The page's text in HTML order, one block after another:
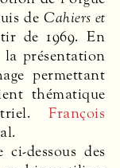
deCahiers et
de 1969. En
la présentation
permettant
thématique
François
dessous des